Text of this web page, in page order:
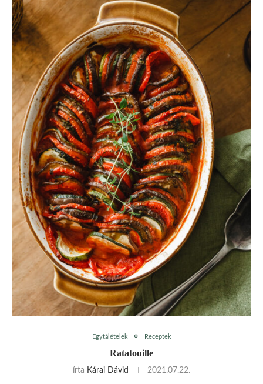
Egytálételek Receptek
Ratatouille
írta Kárai Dávid 2021.07.22.